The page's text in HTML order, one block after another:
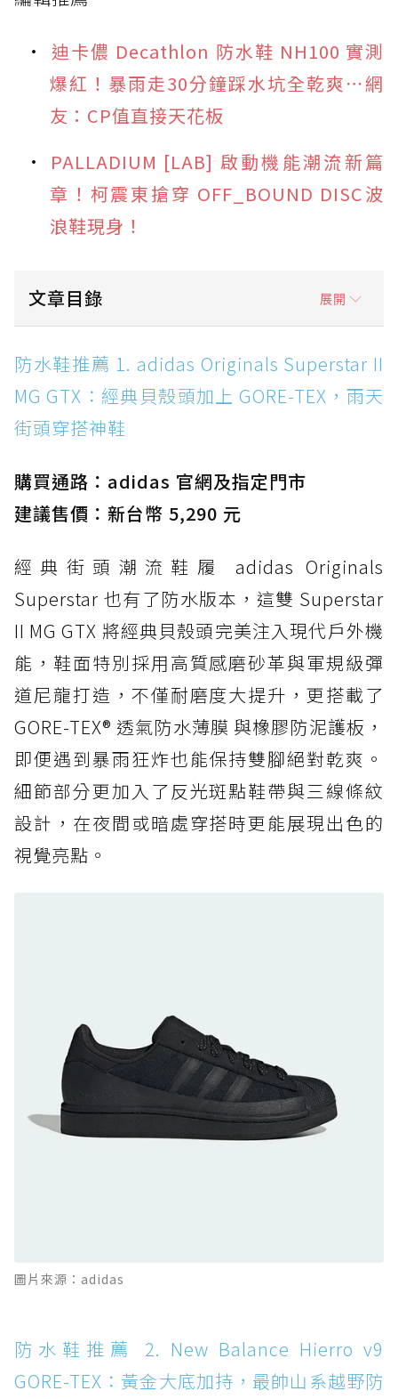
迪卡儂 Decathlon 防水鞋 NH100 實測
爆紅！暴雨走30分鐘踩水坑全乾爽⋯網
友：CP值直接天花板
PALLADIUM [LAB] 啟動機能潮流新篇
章！柯震東搶穿 OFF_BOUND DISC波
浪鞋現身！
文章目錄 展開
防水鞋推薦 1. adidas Originals Superstar II
MG GTX：經典貝殼頭加上 GORE-TEX，雨天街
頭穿搭神鞋
防水鞋推薦 2. New Balance Hierro v9 GORE-
防水鞋推薦 3. Nike Dunk Low GORE-TEX：
經典 Dunk 輪廓加上防水科技，雨天穿搭帥度不
打折
防水鞋推薦 4. ASICS TRABUCO 14 GTX：搭
載 GORE-TEX 隱形貼合科技，全方位防水神鞋
防水鞋推薦 5. Salomon XT-6 GORE-TEX：潮
人必備山系鞋王！防滑、防水與街頭顏值一次攻
頂
防水鞋推薦 6. HOKA Stinson Evo GTX：越野
復刻厚底，GORE-TEX 防水與增高神器一次滿
防水鞋推薦 7. Timberland Motion Access：
黃靴同級頂級防水，輕量化工裝健走鞋雨天必備
防水鞋推薦 7. Timberland Motion Access：
黃靴同級頂級防水，輕量化工裝健走鞋雨天必備
防水鞋推薦 10. PUMA Voyage NITRO™ 4
GORE-TEX：氮氣中底注入，回彈與防滑兼具的
全天候越野跑鞋
防水鞋推薦 11. On Cloudhorizon 2 WP：腳
感軟彈、搭載 Missiongrip™ 的防水輕越野鞋
Boot：馬汀首款雨靴登場，經典八孔加上全防
防水鞋推薦 14. SKECHERS BADGER
WATERPROOF：一踩即穿懶人神器！搭載固特
異大底與全防水厚底健走鞋
防水鞋推薦 1. adidas Originals Superstar II
MG GTX：經典貝殼頭加上 GORE-TEX，雨天
街頭穿搭神鞋
購買通路：adidas 官網及指定門市
建議售價：新台幣 5,290 元
經典街頭潮流鞋履 adidas Originals
Superstar 也有了防水版本，這雙 Superstar
II MG GTX 將經典貝殼頭完美注入現代戶外機
能，鞋面特別採用高質感磨砂革與軍規級彈
道尼龍打造，不僅耐磨度大提升，更搭載了
GORE-TEX® 透氣防水薄膜 與橡膠防泥護板，
即便遇到暴雨狂炸也能保持雙腳絕對乾爽。
細節部分更加入了反光斑點鞋帶與三線條紋
設計，在夜間或暗處穿搭時更能展現出色的
視覺亮點。
圖片來源：adidas
防水鞋推薦 2. New Balance Hierro v9
GORE-TEX：黃金大底加持，最帥山系越野防